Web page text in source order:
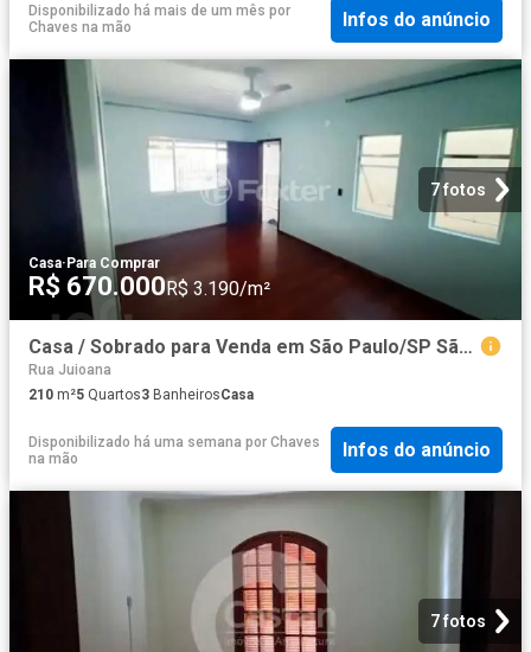
Disponibilizado há mais de um mês por
Chaves na mão
Infos do anúncio
7 fotos
Casa· Para Comprar
R$ 670.000R$ 3.190/m²
Casa / Sobrado para Venda em São Paulo/SP São Miguel Paulista 5 Quartos
Rua Juioana
210 m²5 Quartos3 BanheirosCasa
Disponibilizado há uma semana por Chaves
na mão
Infos do anúncio
7 fotos